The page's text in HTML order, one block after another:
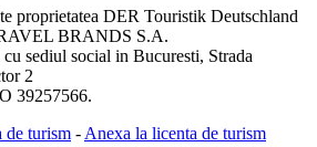
proprietatea DER Touristik Deutschland
BRANDS S.A.
sediul social in Bucuresti, Strada
2
39257566.
de turism - Anexa la licenta de turism